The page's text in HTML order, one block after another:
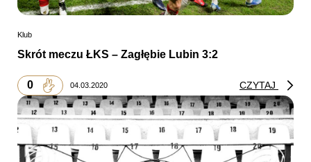
Klub
Skrót meczu ŁKS – Zagłębie Lubin 3:2
0 04.03.2020 CZYTAJ